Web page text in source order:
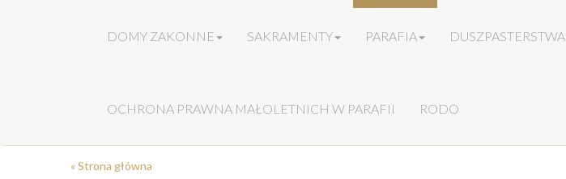
DOMY ZAKONNE SAKRAMENTY PARAFIA DUSZPASTERSTWA
OCHRONA PRAWNA MAŁOLETNICH W PARAFII RODO
« Strona główna